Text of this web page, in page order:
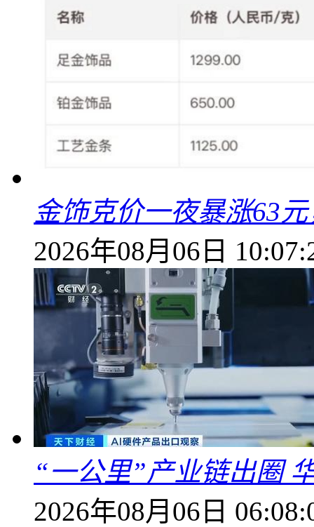
金饰克价一夜暴涨63
2026年08月06日
“一公里”产业链出圈
2026年08月06日